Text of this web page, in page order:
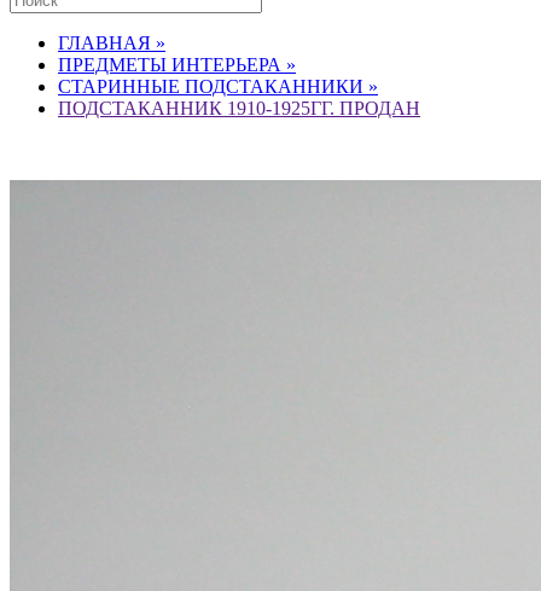
ГЛАВНАЯ »
ПРЕДМЕТЫ ИНТЕРЬЕРА »
СТАРИННЫЕ ПОДСТАКАННИКИ »
ПОДСТАКАННИК 1910-1925ГГ. ПРОДАН